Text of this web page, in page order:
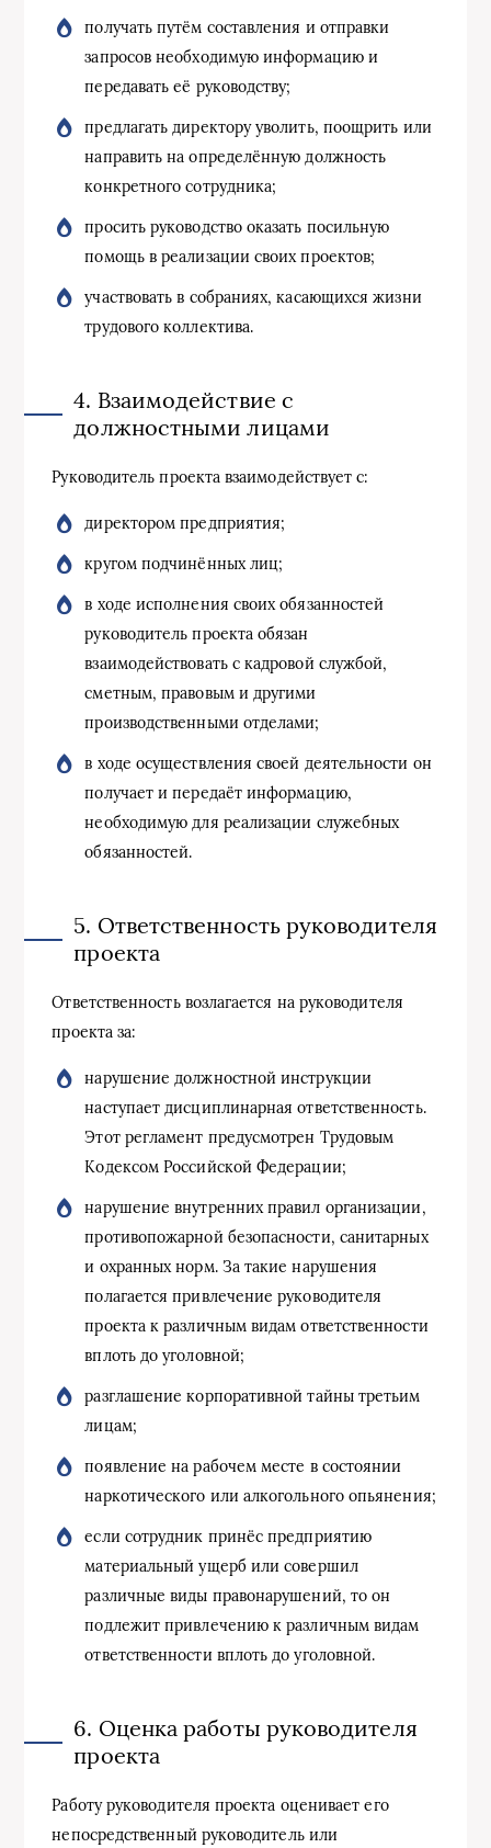
получать путём составления и отправки
запросов необходимую информацию и
передавать её руководству;
предлагать директору уволить, поощрить или
направить на определённую должность
конкретного сотрудника;
просить руководство оказать посильную
помощь в реализации своих проектов;
участвовать в собраниях, касающихся жизни
трудового коллектива.
4. Взаимодействие с
должностными лицами
Руководитель проекта взаимодействует с:
директором предприятия;
кругом подчинённых лиц;
в ходе исполнения своих обязанностей
руководитель проекта обязан
взаимодействовать с кадровой службой,
сметным, правовым и другими
производственными отделами;
в ходе осуществления своей деятельности он
получает и передаёт информацию,
необходимую для реализации служебных
обязанностей.
5. Ответственность руководителя
проекта
Ответственность возлагается на руководителя
проекта за:
нарушение должностной инструкции
наступает дисциплинарная ответственность.
Этот регламент предусмотрен Трудовым
Кодексом Российской Федерации;
нарушение внутренних правил организации,
противопожарной безопасности, санитарных
и охранных норм. За такие нарушения
полагается привлечение руководителя
проекта к различным видам ответственности
вплоть до уголовной;
разглашение корпоративной тайны третьим
лицам;
появление на рабочем месте в состоянии
наркотического или алкогольного опьянения;
если сотрудник принёс предприятию
материальный ущерб или совершил
различные виды правонарушений, то он
подлежит привлечению к различным видам
ответственности вплоть до уголовной.
6. Оценка работы руководителя
проекта
Работу руководителя проекта оценивает его
непосредственный руководитель или